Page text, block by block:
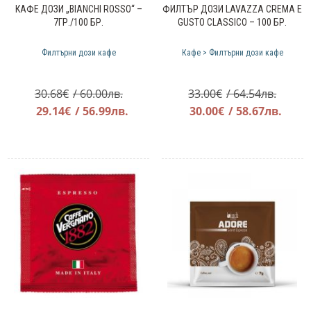
КАФЕ ДОЗИ „BIANCHI ROSSO“ –
7ГР./100 БР.
Филтърни дози кафе
30.68€ / 60.00лв.Original
price
29.14€ / 56.99лв.Текущата
29.14€.
ФИЛТЪР ДОЗИ LAVAZZA CREMA E
GUSTO CLASSICO – 100 БР.
Кафе > Филтърни дози кафе
33.00€ / 64.54лв.
price
30.00€ / 58.67лв.